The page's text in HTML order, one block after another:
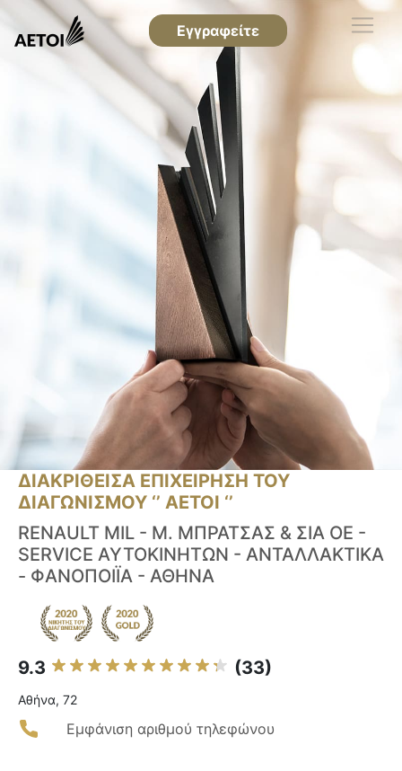
Εγγραφείτε
ΔΙΑΚΡΙΘΕΙΣΑ ΕΠΙΧΕΙΡΗΣΗ ΤΟΥ
ΔΙΑΓΩΝΙΣΜΟΥ ‘’ ΑΕΤΟΙ ‘’
RENAULT MIL - Μ. ΜΠΡΑΤΣΑΣ & ΣΙΑ ΟΕ -
SERVICE ΑΥΤΟΚΙΝΗΤΩΝ - ΑΝΤΑΛΛΑΚΤΙΚΑ
- ΦΑΝΟΠΟΙΪΑ - ΑΘΗΝΑ
9.3 (33)
Αθήνα, 72
Εμφάνιση αριθμού τηλεφώνου